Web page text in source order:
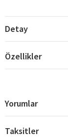
Detay
Özellikler
Yorumlar
Taksitler